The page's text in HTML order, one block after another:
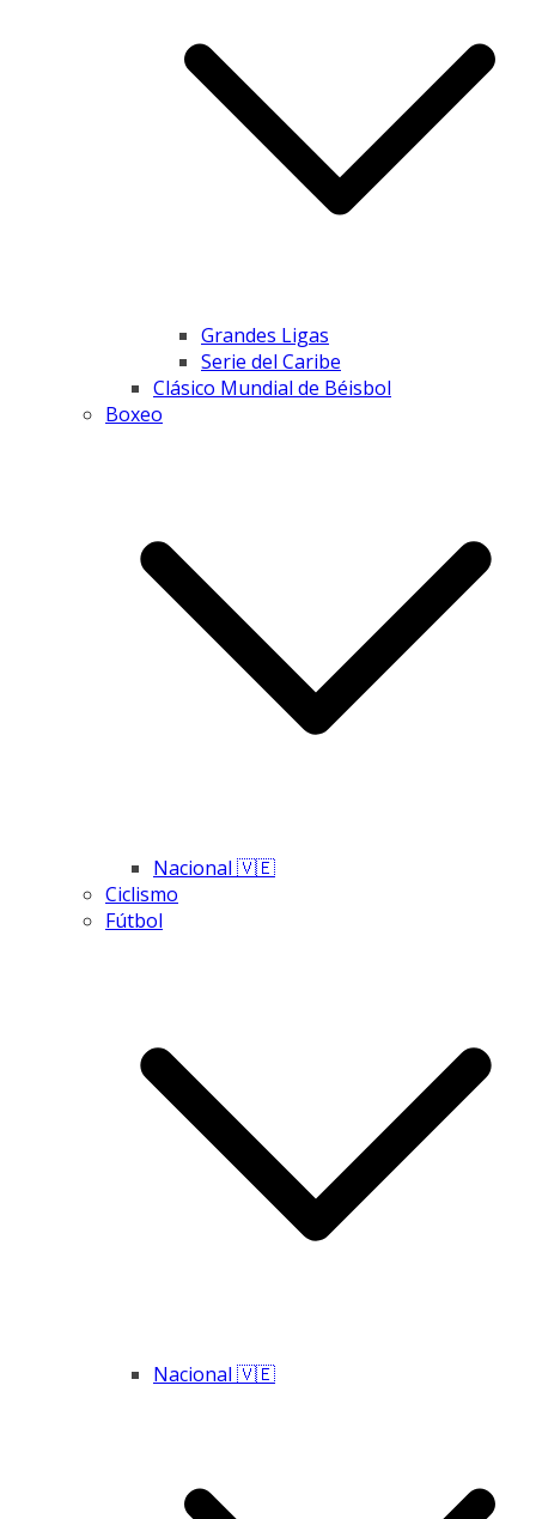
Grandes Ligas
Serie del Caribe
Clásico Mundial de Béisbol
Boxeo
Nacional 🇻🇪
Ciclismo
Fútbol
Nacional 🇻🇪